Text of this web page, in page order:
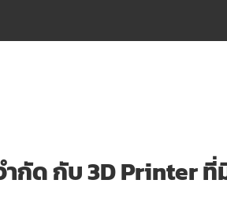
ด กับ 3D Printer ที่